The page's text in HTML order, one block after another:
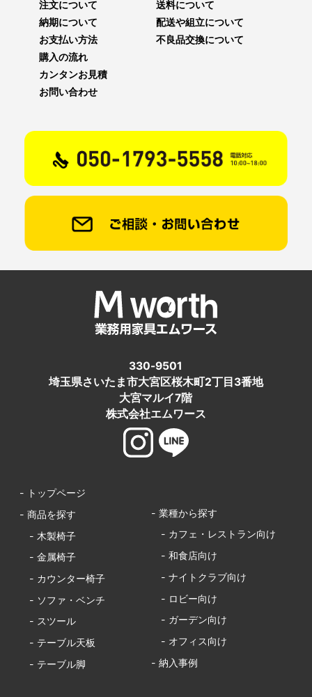
注文について
納期について
お支払い方法
送料について
配送や組立について
不良品交換について
購入の流れ
カンタンお見積
お問い合わせ
330-9501
埼玉県さいたま市大宮区桜木町2丁目3番地
大宮マルイ7階
株式会社エムワース
- トップページ
- 商品を探す
- 木製椅子
- 金属椅子
- カウンター椅子
- ソファ・ベンチ
- スツール
- テーブル天板
- テーブル脚
- 業種から探す
- カフェ・レストラン向け
- 和食店向け
- ナイトクラブ向け
- ロビー向け
- ガーデン向け
- オフィス向け
- 納入事例